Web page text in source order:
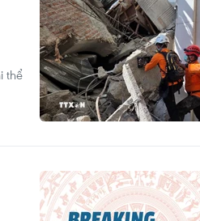
thể